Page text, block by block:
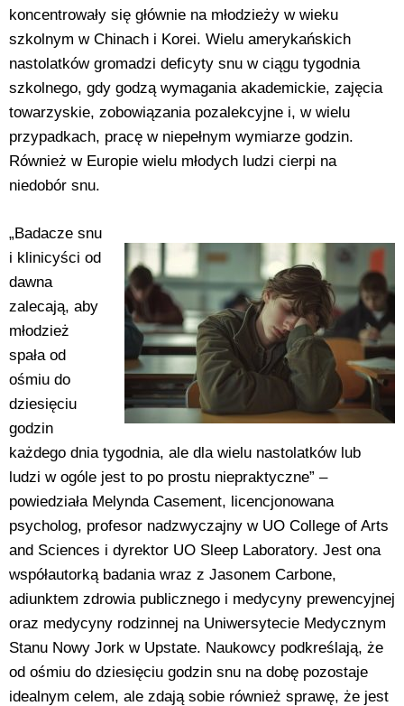
koncentrowały się głównie na młodzieży w wieku
szkolnym w Chinach i Korei. Wielu amerykańskich
nastolatków gromadzi deficyty snu w ciągu tygodnia
szkolnego, gdy godzą wymagania akademickie, zajęcia
towarzyskie, zobowiązania pozalekcyjne i, w wielu
przypadkach, pracę w niepełnym wymiarze godzin.
Również w Europie wielu młodych ludzi cierpi na
niedobór snu.
„Badacze snu
i klinicyści od
dawna
zalecają, aby
młodzież
spała od
ośmiu do
dziesięciu
godzin
każdego dnia tygodnia, ale dla wielu nastolatków lub
ludzi w ogóle jest to po prostu niepraktyczne” –
powiedziała Melynda Casement, licencjonowana
psycholog, profesor nadzwyczajny w UO College of Arts
and Sciences i dyrektor UO Sleep Laboratory. Jest ona
współautorką badania wraz z Jasonem Carbone,
adiunktem zdrowia publicznego i medycyny prewencyjnej
oraz medycyny rodzinnej na Uniwersytecie Medycznym
Stanu Nowy Jork w Upstate. Naukowcy podkreślają, że
od ośmiu do dziesięciu godzin snu na dobę pozostaje
idealnym celem, ale zdają sobie również sprawę, że jest